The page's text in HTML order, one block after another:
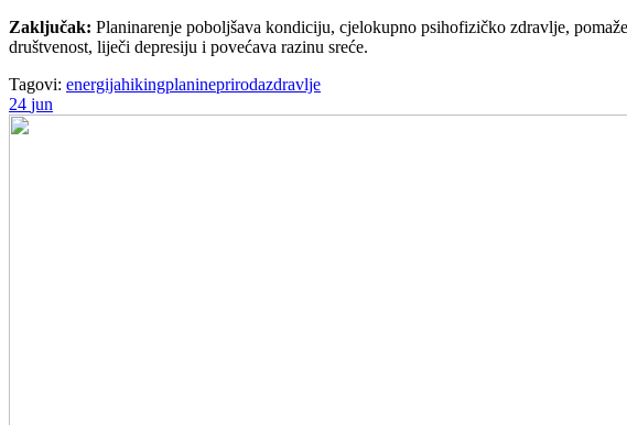
Zaključak: Planinarenje poboljšava kondiciju, cjelokupno psihofizičko zdravlje,
društvenost, liječi depresiju i povećava razinu sreće.
Tagovi: energijahikingplanineprirodazdravlje
24 jun